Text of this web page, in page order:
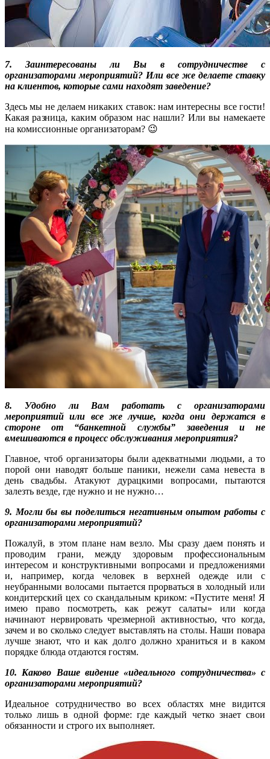
7. Заинтересованы ли Вы в сотрудничестве с
организаторами мероприятий? Или все же делаете ставку
на клиентов, которые сами находят заведение?
Здесь мы не делаем никаких ставок: нам интересны все гости!
Какая разница, каким образом нас нашли? Или вы намекаете
на комиссионные организаторам? 😉
8. Удобно ли Вам работать с организаторами
мероприятий или все же лучше, когда они держатся в
стороне от “банкетной службы” заведения и не
вмешиваются в процесс обслуживания мероприятия?
Главное, чтоб организаторы были адекватными людьми, а то
порой они наводят больше паники, нежели сама невеста в
день свадьбы. Атакуют дурацкими вопросами, пытаются
залезть везде, где нужно и не нужно…
9. Могли бы вы поделиться негативным опытом работы с
организаторами мероприятий?
Пожалуй, в этом плане нам везло. Мы сразу даем понять и
проводим грани, между здоровым профессиональным
интересом и конструктивными вопросами и предложениями
и, например, когда человек в верхней одежде или с
неубранными волосами пытается прорваться в холодный или
кондитерский цех со скандальным криком: «Пустите меня! Я
имею право посмотреть, как режут салаты» или когда
начинают нервировать чрезмерной активностью, что когда,
зачем и во сколько следует выставлять на столы. Наши повара
лучше знают, что и как долго должно храниться и в каком
порядке блюда отдаются гостям.
10. Каково Ваше видение «идеального сотрудничества» с
организаторами мероприятий?
Идеальное сотрудничество во всех областях мне видится
только лишь в одной форме: где каждый четко знает свои
обязанности и строго их выполняет.